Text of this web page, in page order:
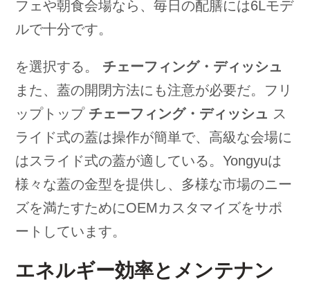
フェや朝食会場なら、毎日の配膳には6Lモデ
ルで十分です。
を選択する。 チェーフィング・ディッシュ
また、蓋の開閉方法にも注意が必要だ。フリ
ップトップ チェーフィング・ディッシュ ス
ライド式の蓋は操作が簡単で、高級な会場に
はスライド式の蓋が適している。Yongyuは
様々な蓋の金型を提供し、多様な市場のニー
ズを満たすためにOEMカスタマイズをサポ
ートしています。
エネルギー効率とメンテナン